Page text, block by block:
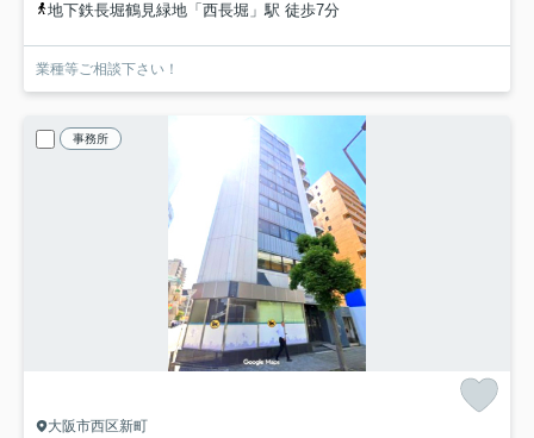
地下鉄長堀鶴見緑地「西長堀」駅 徒歩7分
業種等ご相談下さい！
事務所
大阪市西区新町